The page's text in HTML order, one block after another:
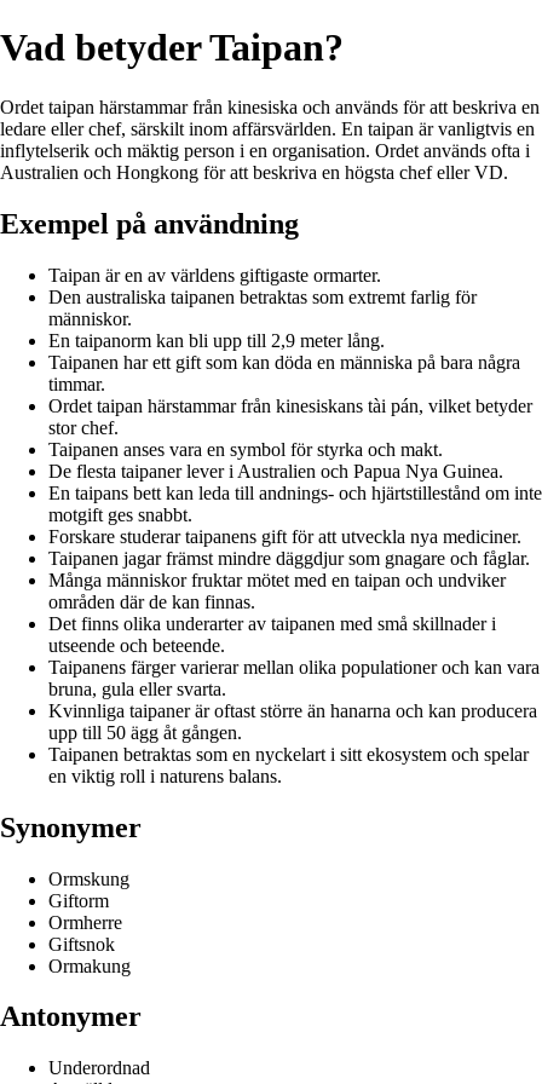
Vad betyder Taipan?
Ordet taipan härstammar från kinesiska och används för att beskriva en
ledare eller chef, särskilt inom affärsvärlden. En taipan är vanligtvis en
inflytelserik och mäktig person i en organisation. Ordet används ofta i
Australien och Hongkong för att beskriva en högsta chef eller VD.
Exempel på användning
Taipan är en av världens giftigaste ormarter.
Den australiska taipanen betraktas som extremt farlig för
människor.
En taipanorm kan bli upp till 2,9 meter lång.
Taipanen har ett gift som kan döda en människa på bara några
timmar.
Ordet taipan härstammar från kinesiskans tài pán, vilket betyder
stor chef.
Taipanen anses vara en symbol för styrka och makt.
De flesta taipaner lever i Australien och Papua Nya Guinea.
En taipans bett kan leda till andnings- och hjärtstillestånd om inte
motgift ges snabbt.
Forskare studerar taipanens gift för att utveckla nya mediciner.
Taipanen jagar främst mindre däggdjur som gnagare och fåglar.
Många människor fruktar mötet med en taipan och undviker
områden där de kan finnas.
Det finns olika underarter av taipanen med små skillnader i
utseende och beteende.
Taipanens färger varierar mellan olika populationer och kan vara
bruna, gula eller svarta.
Kvinnliga taipaner är oftast större än hanarna och kan producera
upp till 50 ägg åt gången.
Taipanen betraktas som en nyckelart i sitt ekosystem och spelar
en viktig roll i naturens balans.
Synonymer
Ormskung
Giftorm
Ormherre
Giftsnok
Ormakung
Antonymer
Underordnad